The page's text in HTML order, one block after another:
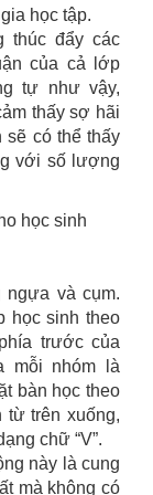
học tập.
thúc đẩy các
của cả lớp
tự như vậy,
thấy sợ hãi
sẽ có thể thấy
với số lượng
ngựa và cụm.
học sinh theo
trước của
mỗi nhóm là
bàn học theo
trên xuống,
chữ “V”.
này là cung
mà không có